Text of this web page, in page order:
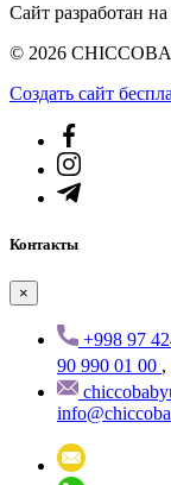
Сайт разработан
© 2026
Создать cайт
Контакты
×
+998 97
90 990 01 00 ,